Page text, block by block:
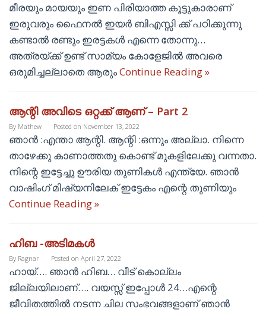
മീരയും മായയും ഇണ പിരിയാത്ത കൂട്ടുകാരാണ്
ഇരുവരും ഫൈനല്‍ ഇയര്‍ ബിഎസ്സി ക്ക് പഠിക്കുന്നു
കണ്ടാല്‍ രണ്ടും ഇരട്ടകള്‍ എന്നെ തോന്നു…
അത്രയ്ക്ക് ഉണ്ട് സാമ്യം കോളേജില്‍ അവരെ
ഒരുമിച്ചല്ലാതെ ആരുംContinue Reading »
ആന്റി അവിടെ ഒറ്റക്ക് ആണ് – Part 2
By Mathew Posted on November 13, 2022
ഞാൻ :എന്താ ആന്റി. ആന്റി :ഒന്നും അല്ലാ. നിന്നെ
താഴേക്കു കാണാത്തതു കൊണ്ട് മുകളിലേക്കു വന്നതാ.
നിന്റെ ഇട്ടേച്ചു ഊരിയ തുണികൾ എന്ത്യേ. ഞാൻ
വാഷിംഗ്‌ മിഷ്യനിലേക് ഇട്ടേകം എന്റെ തുണിയും
Continue Reading »
ഹിബ -അടിമകൾ
By Ragnar Posted on April 27, 2022
ഹായ്…. ഞാൻ ഹിബ… വീട് കൊല്ലം
ജില്ലയിലാണ്…. വയസ്സ് ഇപ്പോൾ 24…എന്റെ
ജീവിതത്തിൽ നടന്ന ചില സംഭവങ്ങളാണ് ഞാൻ